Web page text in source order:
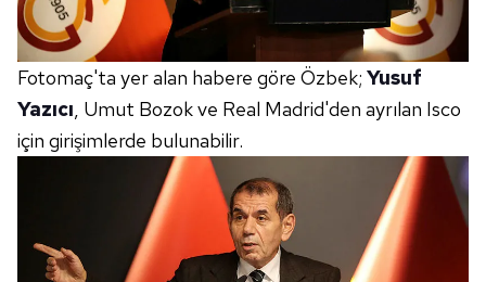
Fotomaç'ta yer alan habere göre Özbek; Yusuf
Yazıcı, Umut Bozok ve Real Madrid'den ayrılan Isco
için girişimlerde bulunabilir.